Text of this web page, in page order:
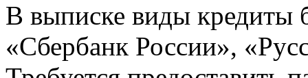
В выписке виды кредиты
«Сбербанк России»,